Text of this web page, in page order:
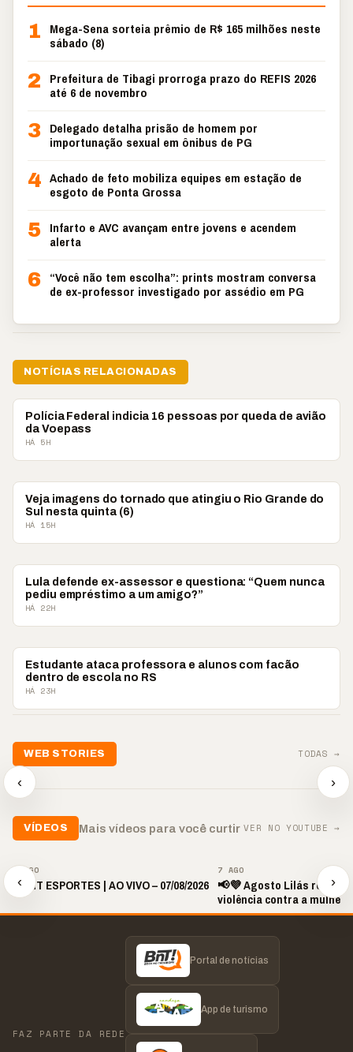
1
Mega-Sena sorteia prêmio de R$ 165 milhões neste
sábado (8)
2
Prefeitura de Tibagi prorroga prazo do REFIS 2026
até 6 de novembro
3 Delegado detalha prisão de homem por
importunação sexual em ônibus de PG
4 Achado de feto mobiliza equipes em estação de
esgoto de Ponta Grossa
5 Infarto e AVC avançam entre jovens e acendem
alerta
6 “Você não tem escolha”: prints mostram conversa
de ex-professor investigado por assédio em PG
NOTÍCIAS RELACIONADAS
BRASIL
Polícia Federal indicia 16 pessoas por queda de avião
da Voepass
HÁ 5H
BRASIL
Veja imagens do tornado que atingiu o Rio Grande do
Sul nesta quinta (6)
HÁ 15H
BRASIL
Lula defende ex-assessor e questiona: “Quem nunca
pediu empréstimo a um amigo?”
HÁ 22H
BRASIL
Estudante ataca professora e alunos com facão
dentro de escola no RS
HÁ 23H
WEB STORIES TODAS →
‹
📢💜 Agosto Lilás
reforça combate à
violência contra a
mulher
📢 Noite
chega
oração
›
VÍDEOS Mais vídeos para você curtir VER NO YOUTUBE →
‹
7 AGO
🎙️ BNT ESPORTES | AO VIVO – 07/08/2026
7 AGO
📢💜 Agosto Lilás reforça
violência contra a mulher
›
FAZ PARTE DA REDE
Portal de notícias
App de turismo